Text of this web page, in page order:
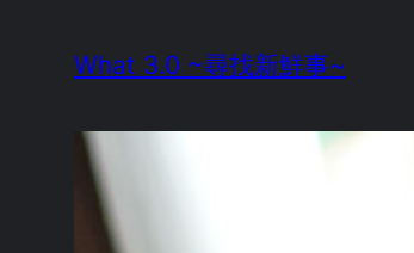
What 3.0 ~尋找新鮮事~